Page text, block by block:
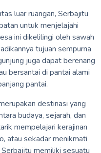
luar ruangan, Serbajitu
untuk menjelajahi
ini dikelilingi oleh sawah
tujuan sempurna
juga dapat berenang
bersantai di pantai alami
pantai.
destinasi yang
budaya, sejarah, dan
mempelajari kerajinan
atau sekadar menikmati
memiliki sesuatu